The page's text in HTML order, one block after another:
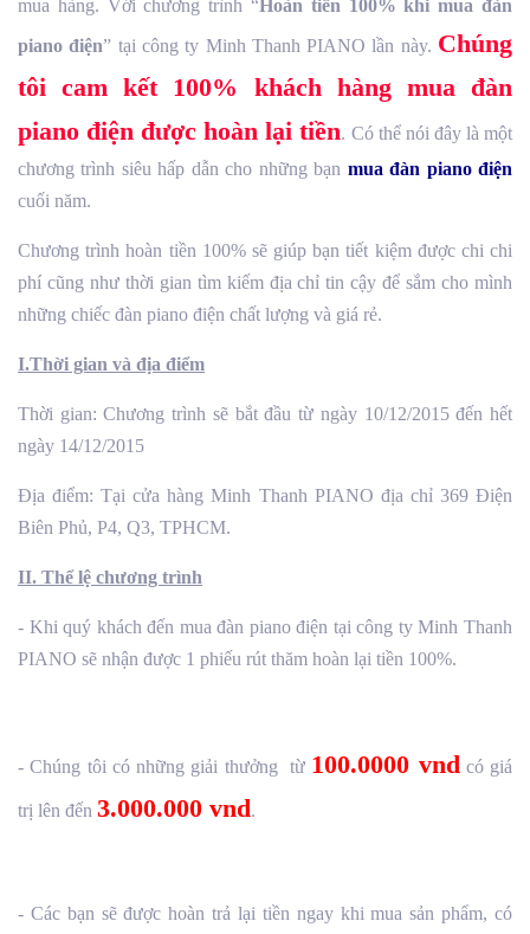
mua hàng. Với chương trình “Hoàn tiền 100% khi mua đàn
piano điện” tại công ty Minh Thanh PIANO lần này. Chúng
tôi cam kết 100% khách hàng mua đàn
piano điện được hoàn lại tiền. Có thể nói đây là một
chương trình siêu hấp dẫn cho những bạn mua đàn piano điện
cuối năm.
Chương trình hoàn tiền 100% sẽ giúp bạn tiết kiệm được chi chi
phí cũng như thời gian tìm kiếm địa chỉ tin cậy để sắm cho mình
những chiếc đàn piano điện chất lượng và giá rẻ.
I.Thời gian và địa điểm
Thời gian: Chương trình sẽ bắt đầu từ ngày 10/12/2015 đến hết
ngày 14/12/2015
Địa điểm: Tại cửa hàng Minh Thanh PIANO địa chỉ 369 Điện
Biên Phủ, P4, Q3, TPHCM.
II. Thể lệ chương trình
- Khi quý khách đến mua đàn piano điện tại công ty Minh Thanh
PIANO sẽ nhận được 1 phiếu rút thăm hoàn lại tiền 100%.
- Chúng tôi có những giải thưởng từ 100.0000 vnd có giá
trị lên đến 3.000.000 vnd.
- Các bạn sẽ được hoàn trả lại tiền ngay khi mua sản phẩm, có